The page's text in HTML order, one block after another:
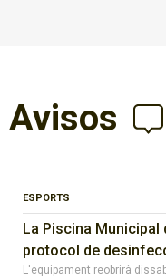
Avisos
ESPORTS
La Piscina Municipal
protocol de
L'equipament reobrirà